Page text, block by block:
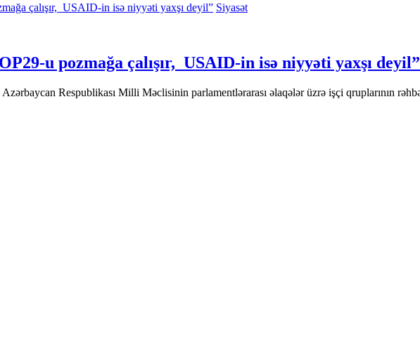
Siyasət
u pozmağa çalışır, USAID-in isə niyyəti yaxşı deyil”
Respublikası Milli Məclisinin parlamentlərarası əlaqələr üzrə işçi qruplarının